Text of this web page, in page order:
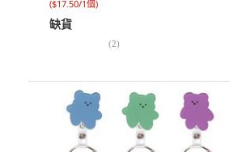
($17.50/1個)
缺貨
(2)